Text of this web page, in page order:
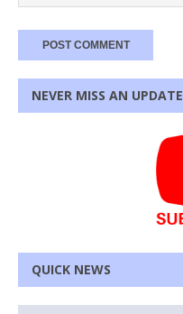
NEVER MISS AN UPDATE
QUICK NEWS